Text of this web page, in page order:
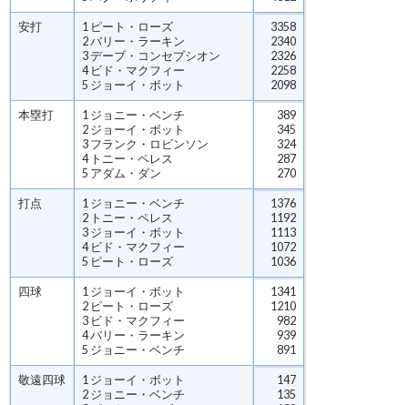
安打
1 ピート・ローズ
2 バリー・ラーキン
3 デーブ・コンセプシオン
4 ビド・マクフィー
5 ジョーイ・ボット
3358
2340
2326
2258
2098
本塁打
1 ジョニー・ベンチ
2 ジョーイ・ボット
3 フランク・ロビンソン
4 トニー・ペレス
5 アダム・ダン
389
345
324
287
270
打点
1 ジョニー・ベンチ
2 トニー・ペレス
3 ジョーイ・ボット
4 ビド・マクフィー
5 ピート・ローズ
1376
1192
1113
1072
1036
四球
1 ジョーイ・ボット
2 ピート・ローズ
3 ビド・マクフィー
4 バリー・ラーキン
5 ジョニー・ベンチ
1341
1210
982
939
891
敬遠四球
1 ジョーイ・ボット
2 ジョニー・ベンチ
147
135